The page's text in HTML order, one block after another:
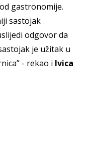
gastronomije.
sastojak
odgovor da
je užitak u
- rekao i Ivica